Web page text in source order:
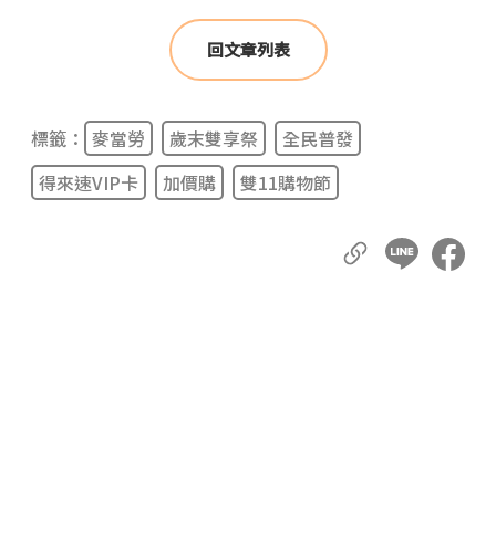
回文章列表
標籤： 麥當勞 歲末雙享祭
全民普發
得來速VIP卡
加價購 雙11購物節